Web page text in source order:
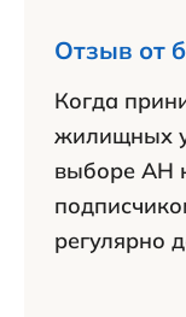
Отзыв от
Когда
жилищных
выборе АН
регулярно